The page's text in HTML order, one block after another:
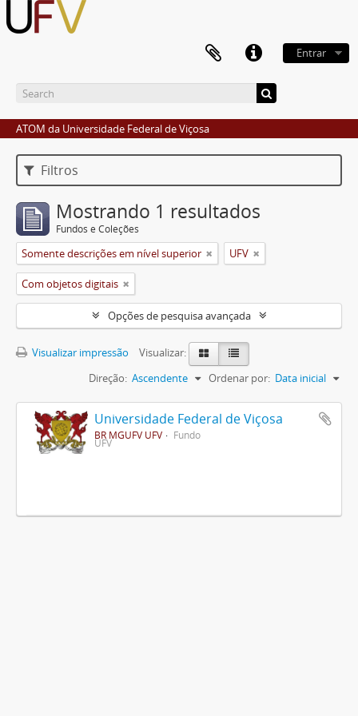
Entrar
ATOM da Universidade Federal de Viçosa
Filtros
Mostrando 1 resultados
Fundos e Coleções
Somente descrições em nível superior UFV
Com objetos digitais
Opções de pesquisa avançada
Visualizar impressão
Visualizar:
Ordenar por: Data inicial
Direção: Ascendente
Universidade Federal de Viçosa
BR MGUFV UFV Fundo
UFV